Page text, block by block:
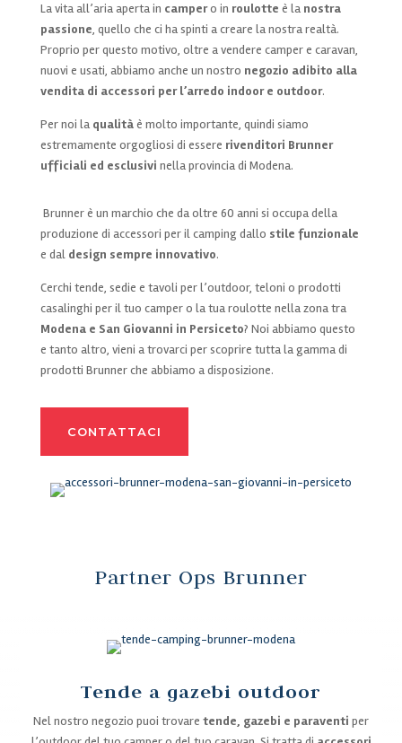
La vita all’aria aperta in campero in roulotte è la nostra
passione, quello che ci ha spinti a creare la nostra realtà.
Proprio per questo motivo, oltre a vendere camper e caravan,
nuovi e usati, abbiamo anche un nostro negozio adibito alla
vendita di accessori per l’arredo indoor e outdoor.
Per noi la qualitàè molto importante, quindi siamo
estremamente orgogliosi di essere rivenditori Brunner
ufficiali ed esclusivi nella provincia di Modena.
Brunner è un marchio che da oltre 60 anni si occupa della
produzione di accessori per il camping dallo stile funzionale
e dal design sempre innovativo.
Cerchi tende, sedie e tavoli per l’outdoor, teloni o prodotti
casalinghi per il tuo camper o la tua roulotte nella zona tra
Modena e San Giovanni in Persiceto? Noi abbiamo questo
e tanto altro, vieni a trovarci per scoprire tutta la gamma di
prodotti Brunner che abbiamo a disposizione.
CONTATTACI
Partner Ops Brunner
Tende a gazebi outdoor
Nel nostro negozio puoi trovare tende, gazebi e paraventi per